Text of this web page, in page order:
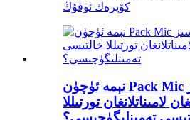
كۆپرەك ئوقۇڭ
نېمە ئۈچۈن Pack Mic شىركىتى سىز
لامىناتلانغان تورتىللا